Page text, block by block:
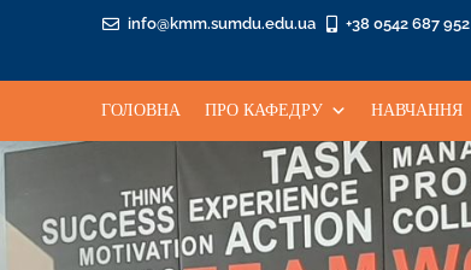
info@kmm.sumdu.edu.ua +38 0542 687 952
ГОЛОВНА ПРО КАФЕДРУ НАВЧАННЯ